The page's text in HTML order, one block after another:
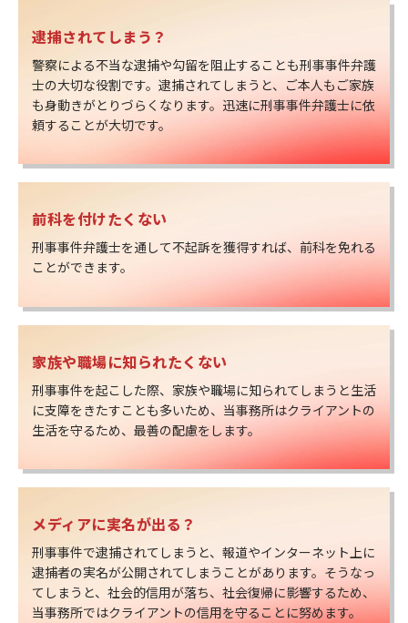
逮捕されてしまう？
警察による不当な逮捕や勾留を阻止することも刑事事件弁護
士の大切な役割です。逮捕されてしまうと、ご本人もご家族
も身動きがとりづらくなります。迅速に刑事事件弁護士に依
頼することが大切です。
前科を付けたくない
刑事事件弁護士を通して不起訴を獲得すれば、前科を免れる
ことができます。
家族や職場に知られたくない
刑事事件を起こした際、家族や職場に知られてしまうと生活
に支障をきたすことも多いため、当事務所はクライアントの
生活を守るため、最善の配慮をします。
メディアに実名が出る？
刑事事件で逮捕されてしまうと、報道やインターネット上に
逮捕者の実名が公開されてしまうことがあります。そうなっ
てしまうと、社会的信用が落ち、社会復帰に影響するため、
当事務所ではクライアントの信用を守ることに努めます。